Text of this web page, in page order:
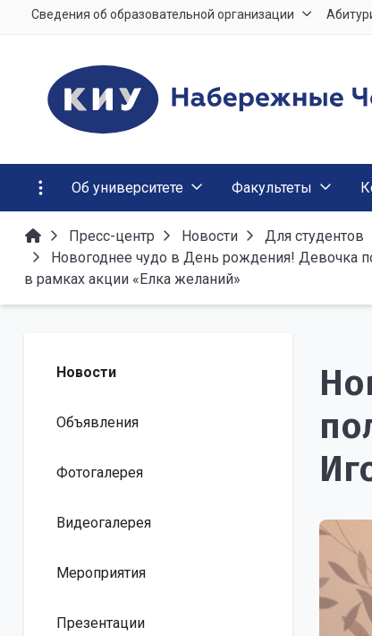
Сведения об образовательной организации
Об университете Факультеты
Пресс-центр Новости
Для студентов
Новогоднее чудо в День рождения! Девочка
в рамках акции «Елка желаний»
Новости
Объявления
Фотогалерея
Видеогалерея
Мероприятия
Презентации